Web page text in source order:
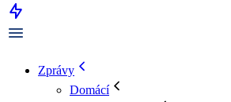
Zprávy
Domácí